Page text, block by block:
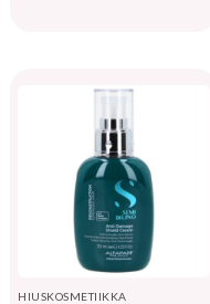
HIUSKOSMETIIKKA